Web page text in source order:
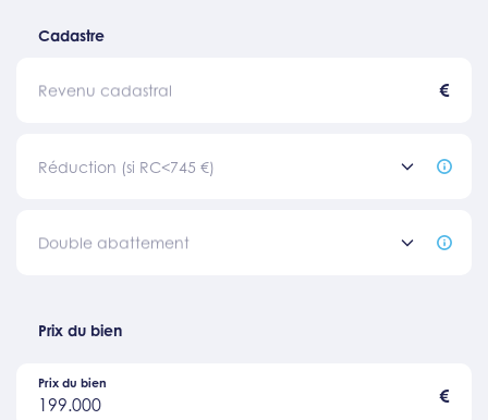
Cadastre
Revenu cadastral €
Réduction (si RC<745 €)
Double abattement
Prix du bien
199.000
Prix du bien
€